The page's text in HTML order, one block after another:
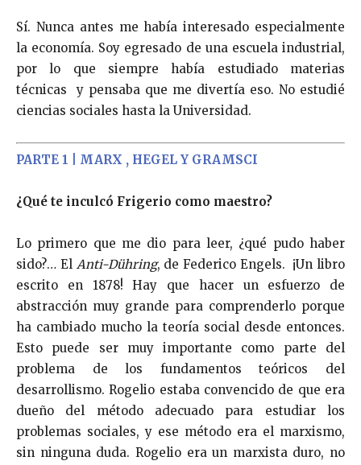
Sí. Nunca antes me había interesado especialmente
la economía. Soy egresado de una escuela industrial,
por lo que siempre había estudiado materias
técnicas y pensaba que me divertía eso. No estudié
ciencias sociales hasta la Universidad.
PARTE 1 | MARX , HEGEL Y GRAMSCI
¿Qué te inculcó Frigerio como maestro?
Lo primero que me dio para leer, ¿qué pudo haber
sido?… El Anti-Dühring, de Federico Engels. ¡Un libro
escrito en 1878! Hay que hacer un esfuerzo de
abstracción muy grande para comprenderlo porque
ha cambiado mucho la teoría social desde entonces.
Esto puede ser muy importante como parte del
problema de los fundamentos teóricos del
desarrollismo. Rogelio estaba convencido de que era
dueño del método adecuado para estudiar los
problemas sociales, y ese método era el marxismo,
sin ninguna duda. Rogelio era un marxista duro, no